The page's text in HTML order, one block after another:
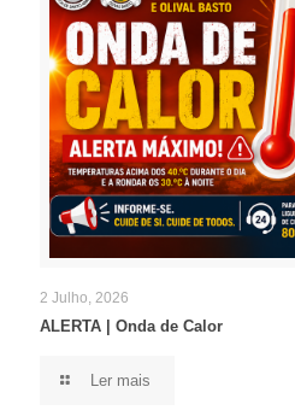
2 Julho, 2026
ALERTA | Onda de Calor
Ler mais